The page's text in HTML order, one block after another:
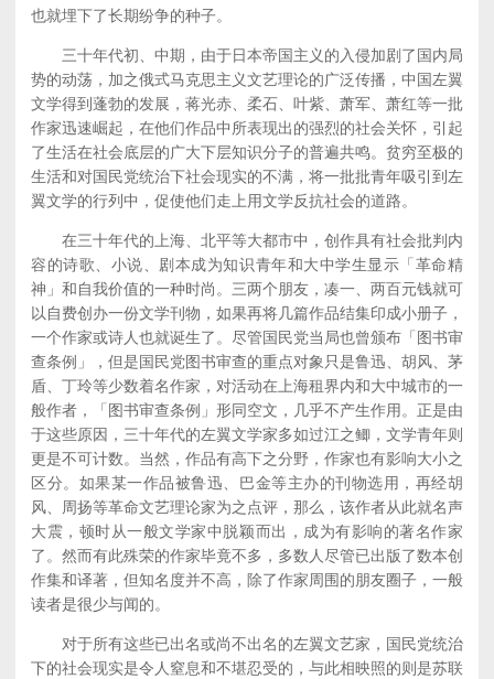
也就埋下了长期纷争的种子。
三十年代初、中期，由于日本帝国主义的入侵加剧了国内局
势的动荡，加之俄式马克思主义文艺理论的广泛传播，中国左翼
文学得到蓬勃的发展，蒋光赤、柔石、叶紫、萧军、萧红等一批
作家迅速崛起，在他们作品中所表现出的强烈的社会关怀，引起
了生活在社会底层的广大下层知识分子的普遍共鸣。贫穷至极的
生活和对国民党统治下社会现实的不满，将一批批青年吸引到左
翼文学的行列中，促使他们走上用文学反抗社会的道路。
在三十年代的上海、北平等大都市中，创作具有社会批判内
容的诗歌、小说、剧本成为知识青年和大中学生显示「革命精
神」和自我价值的一种时尚。三两个朋友，凑一、两百元钱就可
以自费创办一份文学刊物，如果再将几篇作品结集印成小册子，
一个作家或诗人也就诞生了。尽管国民党当局也曾颁布「图书审
查条例」，但是国民党图书审查的重点对象只是鲁迅、胡风、茅
盾、丁玲等少数着名作家，对活动在上海租界内和大中城市的一
般作者，「图书审查条例」形同空文，几乎不产生作用。正是由
于这些原因，三十年代的左翼文学家多如过江之鲫，文学青年则
更是不可计数。当然，作品有高下之分野，作家也有影响大小之
区分。如果某一作品被鲁迅、巴金等主办的刊物选用，再经胡
风、周扬等革命文艺理论家为之点评，那么，该作者从此就名声
大震，顿时从一般文学家中脱颖而出，成为有影响的著名作家
了。然而有此殊荣的作家毕竟不多，多数人尽管已出版了数本创
作集和译著，但知名度并不高，除了作家周围的朋友圈子，一般
读者是很少与闻的。
对于所有这些已出名或尚不出名的左翼文艺家，国民党统治
下的社会现实是令人窒息和不堪忍受的，与此相映照的则是苏联